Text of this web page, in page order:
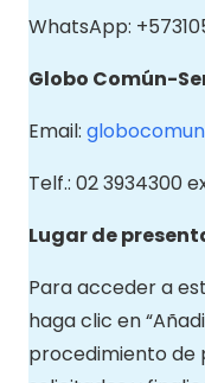
WhatsApp:
Globo Común-
Email:
Telf.: 02 3934300
Lugar de
Para acceder a
haga clic en
procedimiento de